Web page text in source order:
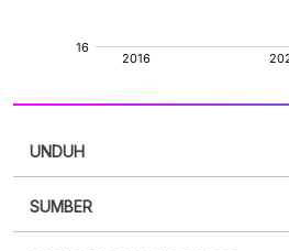
UNDUH
SUMBER